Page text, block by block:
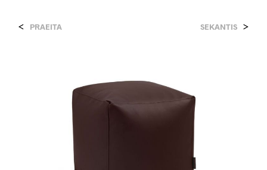
< PRAEITA SEKANTIS >